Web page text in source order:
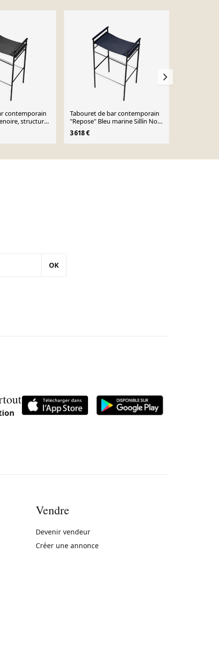
contemporain
structure
Tabouret de bar contemporain
"Repose" Bleu marine Sillín Noir
Structure engomée
3 618 €
OK
Vendre
Devenir vendeur
Créer une annonce